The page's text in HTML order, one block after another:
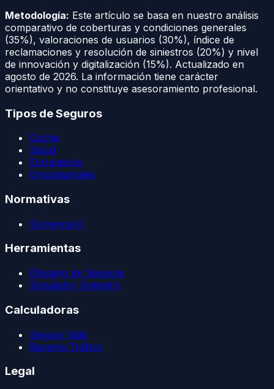
Metodología: Este artículo se basa en nuestro análisis
comparativo de coberturas y condiciones generales
(35%), valoraciones de usuarios (30%), índice de
reclamaciones y resolución de siniestros (20%) y nivel
de innovación y digitalización (15%). Actualizado en
agosto de 2026. La información tiene carácter
orientativo y no constituye asesoramiento profesional.
Tipos de Seguros
Coche
Salud
Extranjeros
Empresariales
Normativas
Solvencia II
Herramientas
Glosario de Seguros
Simulador Siniestro
Calculadoras
Seguro Vida
Baremo Tráfico
Legal